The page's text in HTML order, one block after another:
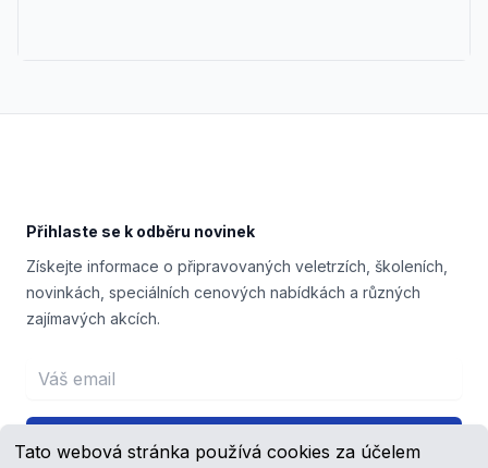
Tato webová stránka používá cookies za účelem
Přihlaste se k odběru novinek
Získejte informace o připravovaných veletrzích, školeních,
novinkách, speciálních cenových nabídkách a různých
zajímavých akcích.
Email address
Přihlášení